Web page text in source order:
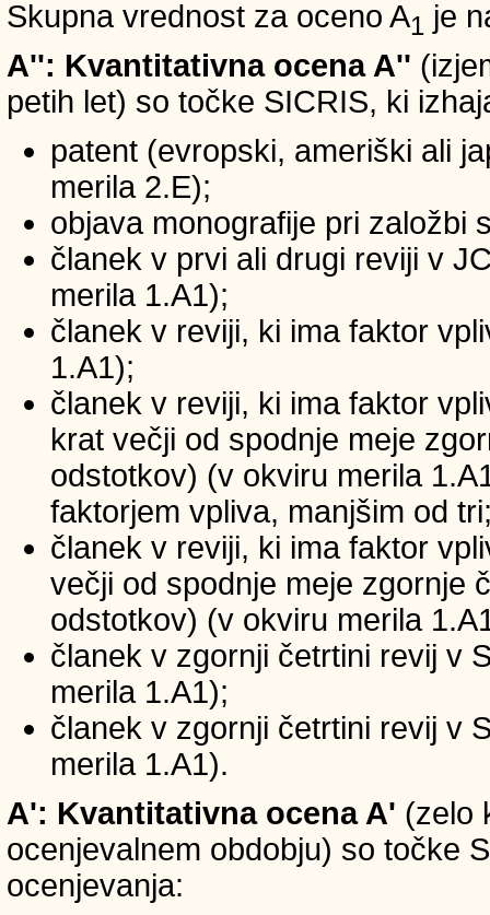
Skupna vrednost za oceno A1 je
A'': Kvantitativna ocena A''
petih let) so točke SICRIS, ki
patent (evropski, ameriški ali
merila 2.E);
objava monografije pri založbi
članek v prvi ali drugi reviji v
merila 1.A1);
članek v reviji, ki ima faktor
1.A1);
članek v reviji, ki ima faktor
krat večji od spodnje meje
odstotkov) (v okviru merila
faktorjem vpliva, manjšim od
članek v reviji, ki ima faktor
večji od spodnje meje zgornje
odstotkov) (v okviru merila
članek v zgornji četrtini revij v
merila 1.A1);
članek v zgornji četrtini revij v
merila 1.A1).
A': Kvantitativna ocena A' (zelo
ocenjevalnem obdobju) so točke
ocenjevanja: